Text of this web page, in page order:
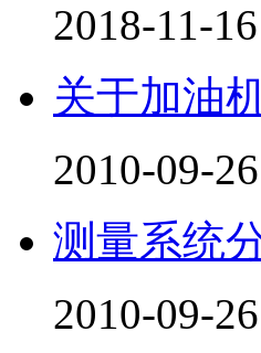
2018-11-16
关于加油
2010-09-26
测量系统
2010-09-26